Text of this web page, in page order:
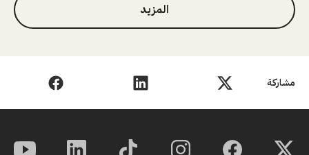
مشاركة
المزيد